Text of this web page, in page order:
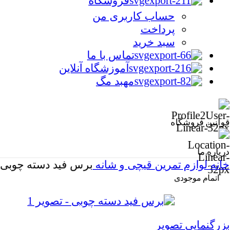
حساب کاربری من
پرداخت
سبد خرید
تماس با ما
آموزشگاه آنلاین
مهبد مگ
قوانین فروشگاه
درباره ما
خانهلوازم تمرین قیچی و شانه برس فید دسته چوبی
اتمام موجودی
بزرگنمایی تصویر